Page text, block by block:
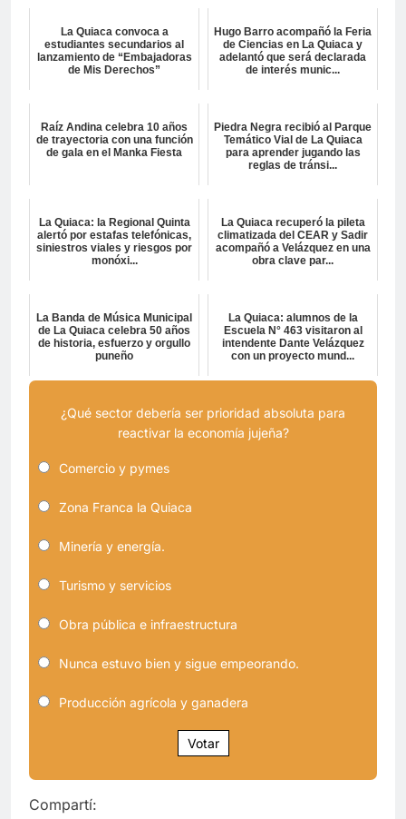
La Quiaca convoca a
estudiantes secundarios al
lanzamiento de “Embajadoras
de Mis Derechos”
Hugo Barro acompañó la Feria
de Ciencias en La Quiaca y
adelantó que será declarada
de interés munic...
Raíz Andina celebra 10 años
de trayectoria con una función
de gala en el Manka Fiesta
Piedra Negra recibió al Parque
Temático Vial de La Quiaca
para aprender jugando las
reglas de tránsi...
La Quiaca: la Regional Quinta
alertó por estafas telefónicas,
siniestros viales y riesgos por
monóxi...
La Quiaca recuperó la pileta
climatizada del CEAR y Sadir
acompañó a Velázquez en una
obra clave par...
La Banda de Música Municipal
de La Quiaca celebra 50 años
de historia, esfuerzo y orgullo
puneño
La Quiaca: alumnos de la
Escuela N° 463 visitaron al
intendente Dante Velázquez
con un proyecto mund...
¿Qué sector debería ser prioridad absoluta para
reactivar la economía jujeña?
Comercio y pymes
Zona Franca la Quiaca
Minería y energía.
Turismo y servicios
Obra pública e infraestructura
Nunca estuvo bien y sigue empeorando.
Producción agrícola y ganadera
Votar
Compartí: